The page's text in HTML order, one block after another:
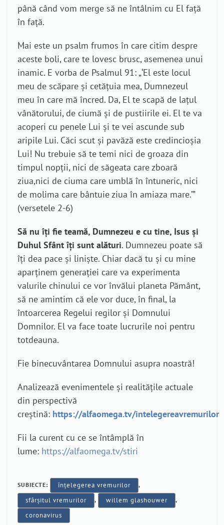
până când vom merge să ne întâlnim cu El față
în față.
Mai este un psalm frumos în care citim despre
aceste boli, care te lovesc brusc, asemenea unui
inamic. E vorba de Psalmul 91: „‘El este locul
meu de scăpare şi cetăţuia mea, Dumnezeul
meu în care mă încred. Da, El te scapă de laţul
vânătorului, de ciumă şi de pustiirile ei. El te va
acoperi cu penele Lui şi te vei ascunde sub
aripile Lui. Căci scut şi pavăză este credincioşia
Lui! Nu trebuie să te temi nici de groaza din
timpul nopţii, nici de săgeata care zboară
ziua,nici de ciuma care umblă în întuneric, nici
de molima care bântuie ziua în amiaza mare.’”
(versetele 2-6)
Să nu îți fie teamă, Dumnezeu e cu tine, Isus și
Duhul Sfânt îți sunt alături. Dumnezeu poate să
îți dea pace și liniște. Chiar dacă tu și cu mine
aparținem generației care va experimenta
valurile chinului ce vor învălui planeta Pământ,
să ne amintim că ele vor duce, în final, la
întoarcerea Regelui regilor și Domnului
Domnilor. El va face toate lucrurile noi pentru
totdeauna.
Fie binecuvântarea Domnului asupra noastră!
Analizează evenimentele și realitățile actuale
din perspectivă
creștină: https://alfaomega.tv/intelegereavremurilor
Fii la curent cu ce se întâmplă în
lume: https://alfaomega.tv/stiri
SUBIECTE: înțelegerea vremurilor ,
sfârșitul vremurilor , willem glashouwer ,
coronavirus